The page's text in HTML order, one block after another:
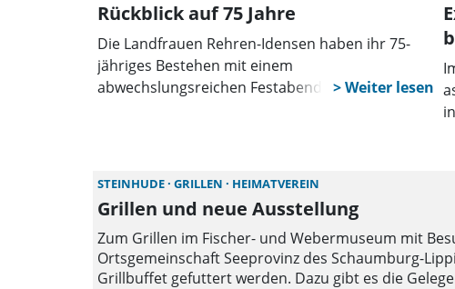
Rückblick auf 75 Jahre
Die Landfrauen Rehren-Idensen haben ihr 75-
jähriges Bestehen mit einem
abwechslungsreichen Festabend gefeiert. 90
STEINHUDE GRILLEN HEIMATVEREIN
Grillen und neue Ausstellung
Zum Grillen im Fischer- und Webermuseum mit
Ortsgemeinschaft Seeprovinz des Schaumburg-
Grillbuffet gefuttert werden. Dazu gibt es die